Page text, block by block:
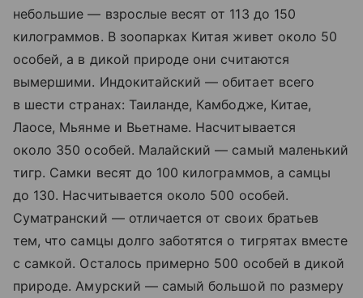
небольшие — взрослые весят от 113 до 150
килограммов. В зоопарках Китая живет около 50
особей, а в дикой природе они считаются
вымершими. Индокитайский — обитает всего
в шести странах: Таиланде, Камбодже, Китае,
Лаосе, Мьянме и Вьетнаме. Насчитывается
около 350 особей. Малайский — самый маленький
тигр. Самки весят до 100 килограммов, а самцы
до 130. Насчитывается около 500 особей.
Суматранский — отличается от своих братьев
тем, что самцы долго заботятся о тигрятах вместе
с самкой. Осталось примерно 500 особей в дикой
природе. Амурский — самый большой по размеру